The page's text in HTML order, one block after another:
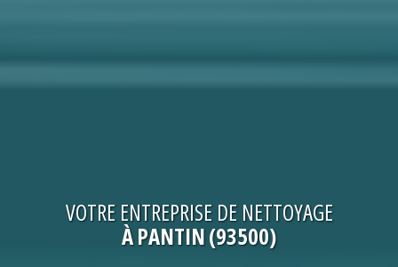
VOTRE ENTREPRISE DE NETTOYAGE
À PANTIN (93500)